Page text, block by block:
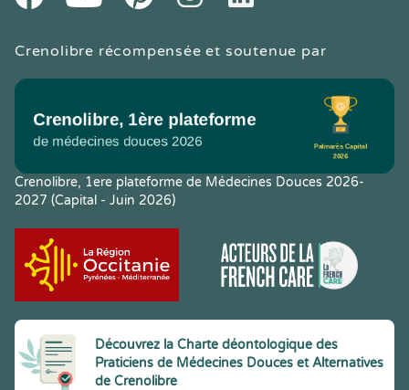
Crenolibre récompensée et soutenue par
Crenolibre, 1ere plateforme de Médecines Douces 2026-
2027 (Capital - Juin 2026)
Découvrez la Charte déontologique des
Praticiens de Médecines Douces et Alternatives
de Crenolibre